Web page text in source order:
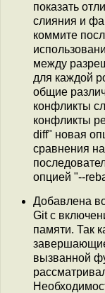
показать
слияния и
коммите
между
для каждой
общие
конфликты
конфликты
diff" новая
сравнения
опцией "--
Добавлена
Git с
памяти. Так
вызванной